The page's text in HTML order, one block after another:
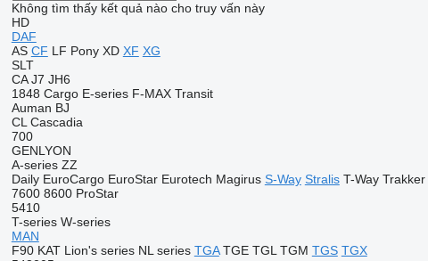
Không tìm thấy kết quả nào cho truy vấn này
HD
DAF
AS CF LF Pony XD XF XG
SLT
CA J7 JH6
1848 Cargo E-series F-MAX Transit
Auman BJ
CL Cascadia
700
GENLYON
A-series ZZ
Daily EuroCargo EuroStar Eurotech Magirus S-Way Stralis T-Way Trakker
7600 8600 ProStar
5410
T-series W-series
MAN
F90 KAT Lion's series NL series TGA TGE TGL TGM TGS TGX